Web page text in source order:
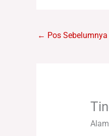
← Pos Sebelumnya